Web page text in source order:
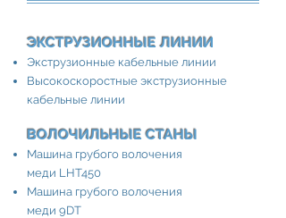
ЭКСТРУЗИОННЫЕ ЛИНИИ
Экструзионные кабельные линии
Высокоскоростные экструзионные
кабельные линии
ВОЛОЧИЛЬНЫЕ СТАНЫ
Машина грубого волочения
меди LHT450
Машина грубого волочения
меди 9DT